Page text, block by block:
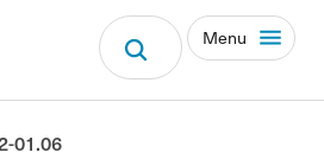
Menu
01.06